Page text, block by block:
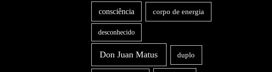
consciência corpo de energia
desconhecido
Don Juan Matus duplo